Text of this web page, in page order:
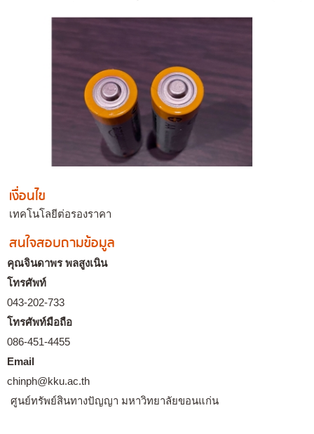
เงื่อนไข
เทคโนโลยีต่อรองราคา
สนใจสอบถามข้อมูล
คุณจินดาพร พลสูงเนิน
โทรศัพท์
043-202-733
โทรศัพท์มือถือ
086-451-4455
Email
chinph@kku.ac.th
ศูนย์ทรัพย์สินทางปัญญา มหาวิทยาลัยขอนแก่น